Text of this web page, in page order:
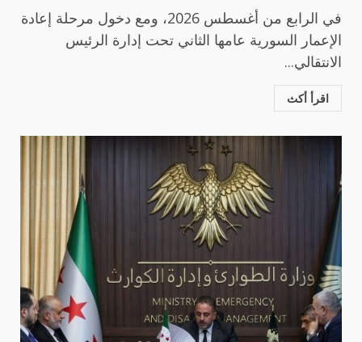
في الرابع من أغسطس 2026، ومع دخول مرحلة إعادة
الإعمار السورية عامها الثاني تحت إدارة الرئيس
الانتقالي...
اقرأ أكث